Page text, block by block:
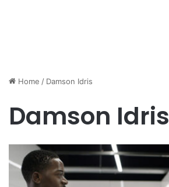
Home / Damson Idris
Damson Idris